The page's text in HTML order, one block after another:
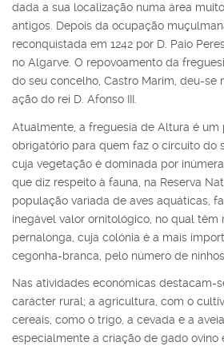
dada a sua localização numa área
antigos. Depois da ocupação
reconquistada em 1242 por D. Paio
no Algarve. O repovoamento da
do seu concelho, Castro Marim, deu-se
ação do rei D. Afonso III.
Atualmente, a freguesia de Altura é um
obrigatório para quem faz o circuito do
cuja vegetação é dominada por
que diz respeito à fauna, na Reserva
população variada de aves aquáticas,
inegável valor ornitológico, no qual têm
pernalonga, cuja colónia é a mais
cegonha-branca, pelo número de
Nas atividades económicas destacam-
carácter rural; a agricultura, com o
cereais, como o trigo, a cevada e a
especialmente a criação de gado ovino